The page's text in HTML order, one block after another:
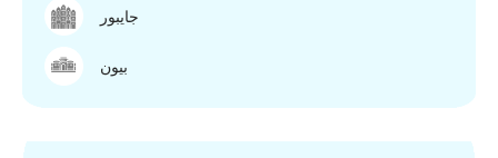
جايبور
بيون